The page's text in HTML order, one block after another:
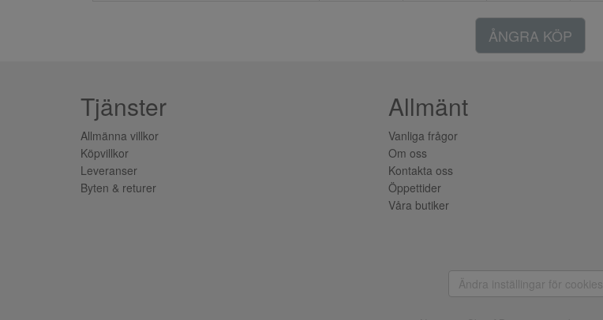
ÅNGRA KÖP
Tjänster
Allmänna villkor
Köpvillkor
Leveranser
Byten & returer
Allmänt
Vanliga frågor
Om oss
Kontakta oss
Öppettider
Våra butiker
Ändra inställingar för cookies